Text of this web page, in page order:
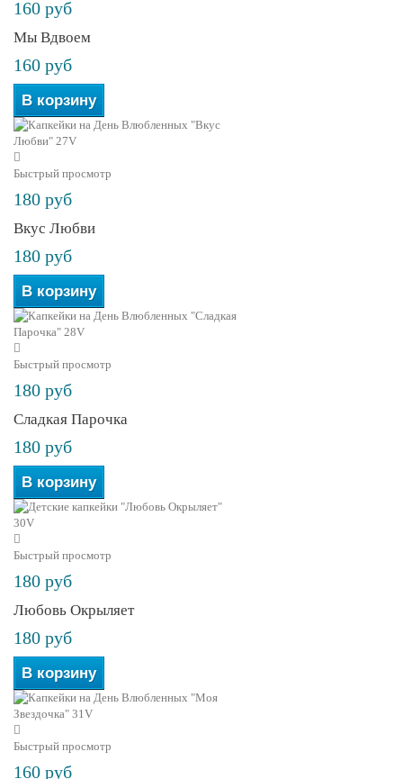
160 руб
Мы Вдвоем
160 руб
В корзину
Быстрый просмотр
180 руб
Вкус Любви
180 руб
В корзину
Быстрый просмотр
180 руб
Сладкая Парочка
180 руб
В корзину
Быстрый просмотр
180 руб
Любовь Окрыляет
180 руб
В корзину
Быстрый просмотр
160 руб